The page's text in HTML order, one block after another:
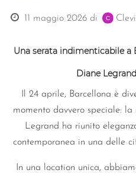
11 maggio 2026 di
Una serata indimenticabile a
Diane
Il 24 aprile, Barcellona è
momento davvero speciale:
Legrand ha riunito
contemporanea in una delle
In una location unica,